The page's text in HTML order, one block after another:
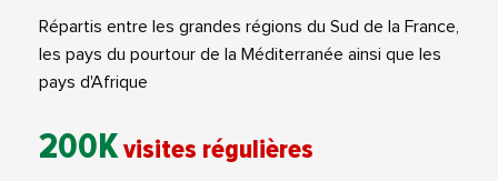
Répartis entre les grandes régions du Sud de la France,
les pays du pourtour de la Méditerranée ainsi que les
pays d'Afrique
200Kvisites régulières